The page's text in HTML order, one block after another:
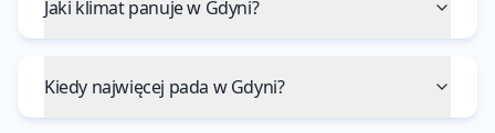
Jaki klimat panuje w Gdyni?
Kiedy najwięcej pada w Gdyni?